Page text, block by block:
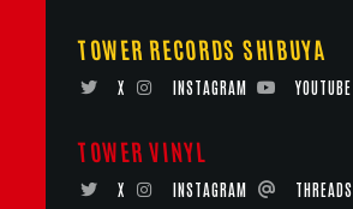
TOWER RECORDS SHIBUYA
X INSTAGRAM YOUTUBE
TOWER VINYL
X INSTAGRAM THREADS